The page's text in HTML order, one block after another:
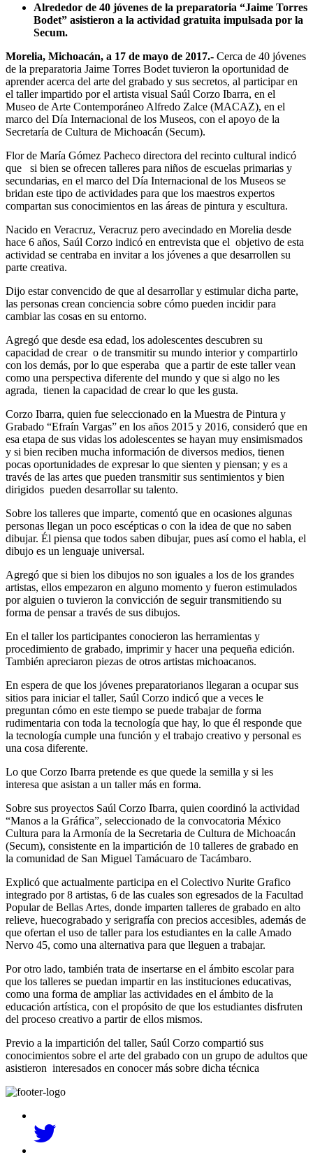
Alrededor de 40 jóvenes de la preparatoria “Jaime Torres
Bodet” asistieron a la actividad gratuita impulsada por la
Secum.
Morelia, Michoacán, a 17 de mayo de 2017.- Cerca de 40 jóvenes
de la preparatoria Jaime Torres Bodet tuvieron la oportunidad de
aprender acerca del arte del grabado y sus secretos, al participar en
el taller impartido por el artista visual Saúl Corzo Ibarra, en el
Museo de Arte Contemporáneo Alfredo Zalce (MACAZ), en el
marco del Día Internacional de los Museos, con el apoyo de la
Secretaría de Cultura de Michoacán (Secum).
Flor de María Gómez Pacheco directora del recinto cultural indicó
que si bien se ofrecen talleres para niños de escuelas primarias y
secundarias, en el marco del Día Internacional de los Museos se
bridan este tipo de actividades para que los maestros expertos
compartan sus conocimientos en las áreas de pintura y escultura.
Nacido en Veracruz, Veracruz pero avecindado en Morelia desde
hace 6 años, Saúl Corzo indicó en entrevista que el objetivo de esta
actividad se centraba en invitar a los jóvenes a que desarrollen su
parte creativa.
Dijo estar convencido de que al desarrollar y estimular dicha parte,
las personas crean conciencia sobre cómo pueden incidir para
cambiar las cosas en su entorno.
Agregó que desde esa edad, los adolescentes descubren su
capacidad de crear o de transmitir su mundo interior y compartirlo
con los demás, por lo que esperaba que a partir de este taller vean
como una perspectiva diferente del mundo y que si algo no les
agrada, tienen la capacidad de crear lo que les gusta.
Corzo Ibarra, quien fue seleccionado en la Muestra de Pintura y
Grabado “Efraín Vargas” en los años 2015 y 2016, consideró que en
esa etapa de sus vidas los adolescentes se hayan muy ensimismados
y si bien reciben mucha información de diversos medios, tienen
pocas oportunidades de expresar lo que sienten y piensan; y es a
través de las artes que pueden transmitir sus sentimientos y bien
dirigidos pueden desarrollar su talento.
Sobre los talleres que imparte, comentó que en ocasiones algunas
personas llegan un poco escépticas o con la idea de que no saben
dibujar. Él piensa que todos saben dibujar, pues así como el habla, el
dibujo es un lenguaje universal.
Agregó que si bien los dibujos no son iguales a los de los grandes
artistas, ellos empezaron en alguno momento y fueron estimulados
por alguien o tuvieron la convicción de seguir transmitiendo su
forma de pensar a través de sus dibujos.
En el taller los participantes conocieron las herramientas y
procedimiento de grabado, imprimir y hacer una pequeña edición.
También apreciaron piezas de otros artistas michoacanos.
En espera de que los jóvenes preparatorianos llegaran a ocupar sus
sitios para iniciar el taller, Saúl Corzo indicó que a veces le
preguntan cómo en este tiempo se puede trabajar de forma
rudimentaria con toda la tecnología que hay, lo que él responde que
la tecnología cumple una función y el trabajo creativo y personal es
una cosa diferente.
Lo que Corzo Ibarra pretende es que quede la semilla y si les
interesa que asistan a un taller más en forma.
Sobre sus proyectos Saúl Corzo Ibarra, quien coordinó la actividad
“Manos a la Gráfica”, seleccionado de la convocatoria México
Cultura para la Armonía de la Secretaria de Cultura de Michoacán
(Secum), consistente en la impartición de 10 talleres de grabado en
la comunidad de San Miguel Tamácuaro de Tacámbaro.
Explicó que actualmente participa en el Colectivo Nurite Grafico
integrado por 8 artistas, 6 de las cuales son egresados de la Facultad
Popular de Bellas Artes, donde imparten talleres de grabado en alto
relieve, huecograbado y serigrafía con precios accesibles, además de
que ofertan el uso de taller para los estudiantes en la calle Amado
Nervo 45, como una alternativa para que lleguen a trabajar.
Por otro lado, también trata de insertarse en el ámbito escolar para
que los talleres se puedan impartir en las instituciones educativas,
como una forma de ampliar las actividades en el ámbito de la
educación artística, con el propósito de que los estudiantes disfruten
del proceso creativo a partir de ellos mismos.
Previo a la impartición del taller, Saúl Corzo compartió sus
conocimientos sobre el arte del grabado con un grupo de adultos que
asistieron interesados en conocer más sobre dicha técnica